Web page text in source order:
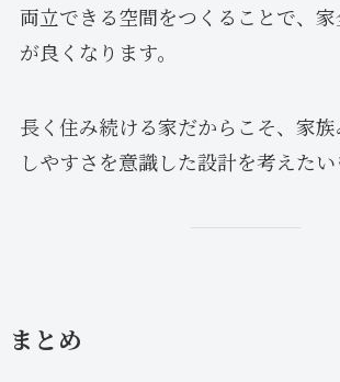
両立できる空間をつくることで、
が良くなります。
長く住み続ける家だからこそ、家
しやすさを意識した設計を考えたい
まとめ